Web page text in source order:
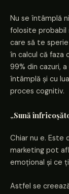
Nu se întâmplă
folosite probabil
care să te
în calcul că faza
99% din cazuri,
întâmplă și cu
proces cognitiv.
„Sună
Chiar nu e. Este
marketing pot
emoțional și ce
Astfel se